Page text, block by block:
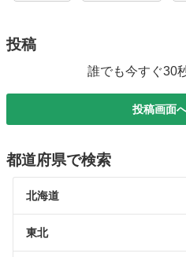
投稿
誰でも今すぐ30
投稿画面
都道府県で検索
北海道
東北